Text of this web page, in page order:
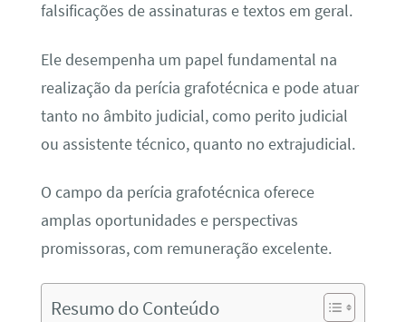
falsificações de assinaturas e textos em geral.
Ele desempenha um papel fundamental na
realização da perícia grafotécnica e pode atuar
tanto no âmbito judicial, como perito judicial
ou assistente técnico, quanto no extrajudicial.
O campo da perícia grafotécnica oferece
amplas oportunidades e perspectivas
promissoras, com remuneração excelente.
Resumo do Conteúdo